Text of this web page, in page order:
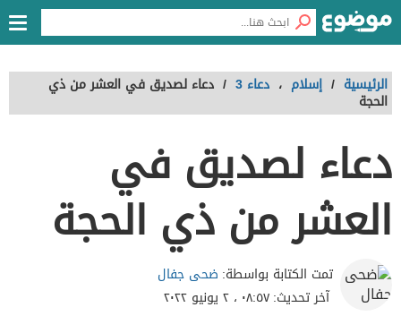
الرئيسية / إسلام ، دعاء 3 / دعاء لصديق في العشر من ذي
الحجة
دعاء لصديق في
العشر من ذي الحجة
تمت الكتابة بواسطة: ضحى جفال
آخر تحديث:٠٨:٥٧ ، ٢ يونيو ٢٠٢٢